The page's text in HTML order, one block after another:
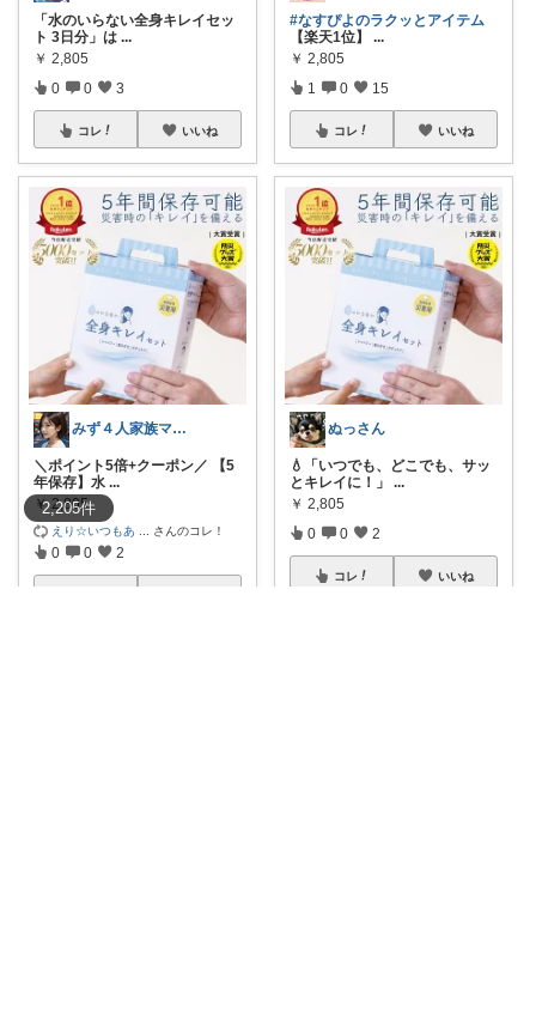
2,205件
「水のいらない全身キレイセッ
ト 3日分」は ...
￥ 2,805
0 0 3
コレ いいね
みず４人家族ママ★３０代子育て奮闘中🙆
＼ポイント5倍+クーポン／ 【5
年保存】水 ...
￥ 2,805
えり☆いつもあ さんのコレ！
0 0 2
#なすぴよのラクッとアイテム
【楽天1位】
...
￥ 2,805
1 0 15
コレ いいね
ぬっさん
💧「いつでも、どこでも、サッ
とキレイに！」
...
￥ 2,805
0 0 2
コレ いいね